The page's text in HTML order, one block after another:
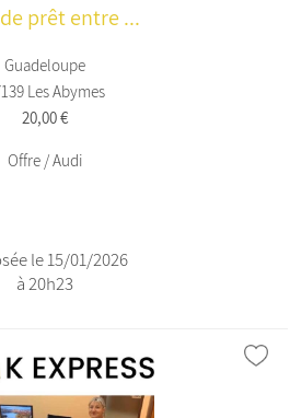
prêt entre ...
Guadeloupe
Les Abymes
20,00 €
Offre / Audi
le 15/01/2026
à 20h23